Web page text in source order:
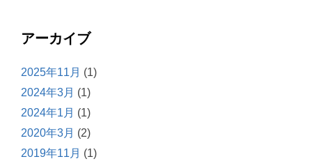
アーカイブ
2025年11月 (1)
2024年3月 (1)
2024年1月 (1)
2020年3月 (2)
2019年11月 (1)